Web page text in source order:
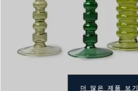
더 많은 제품 보기